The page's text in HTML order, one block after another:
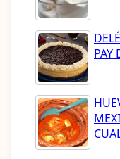
PAY